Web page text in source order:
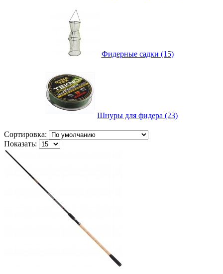
Фидерные садки (15)
Шнуры для фидера (23)
Сортировка:
Показать: